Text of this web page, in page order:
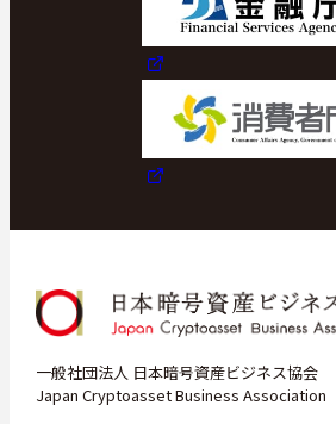
一般社団法人 日本暗号資産ビジネス協会
Japan Cryptoasset Business Association